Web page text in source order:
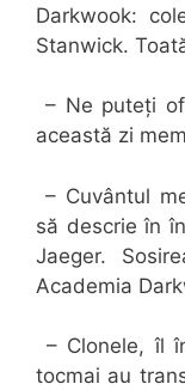
Darkwook:
Stanwick.
– Ne puteți
această zi
– Cuvântul
să descrie în
Jaeger.
Academia
– Clonele, îl
tocmai au